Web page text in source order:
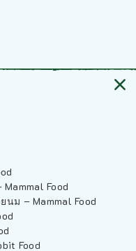
Food
นม – Mammal Food
Food